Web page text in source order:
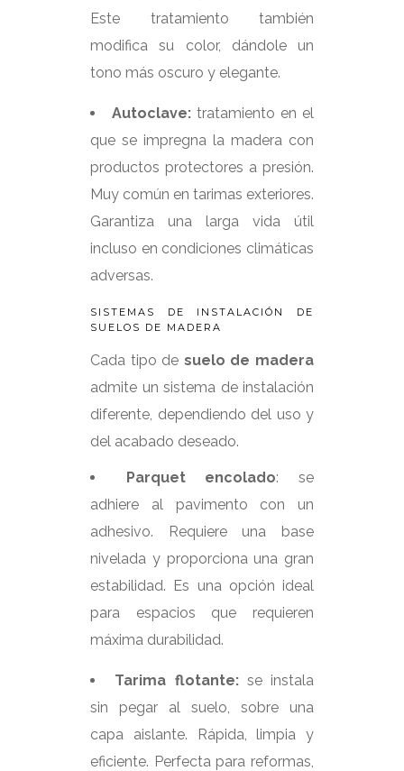
Este tratamiento también
modifica su color, dándole un
tono más oscuro y elegante.
Autoclave: tratamiento en el
que se impregna la madera con
productos protectores a presión.
Muy común en tarimas exteriores.
Garantiza una larga vida útil
incluso en condiciones climáticas
adversas.
SISTEMAS DE INSTALACIÓN DE
SUELOS DE MADERA
Cada tipo de suelo de madera
admite un sistema de instalación
diferente, dependiendo del uso y
del acabado deseado.
Parquet encolado: se
adhiere al pavimento con un
adhesivo. Requiere una base
nivelada y proporciona una gran
estabilidad. Es una opción ideal
para espacios que requieren
máxima durabilidad.
Tarima flotante: se instala
sin pegar al suelo, sobre una
capa aislante. Rápida, limpia y
eficiente. Perfecta para reformas,